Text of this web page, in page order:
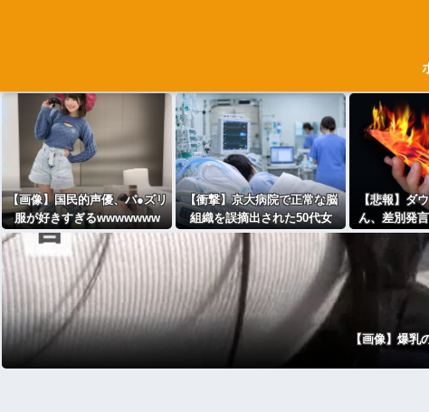
【画像】国民的声優、パ●ズリ
服が好きすぎるwwwwwww
【衝撃】京大病院で正常な脳
組織を誤摘出された50代女
性、手足も動かせず自発呼吸
もできない重篤状態に…「意
識はある」
【悲報】ダ
ん、差別発
一言で
【画像】爆